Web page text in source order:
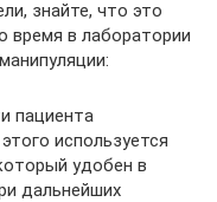
знайте, что это
время в лаборатории
пациента
используется
удобен в
дальнейших